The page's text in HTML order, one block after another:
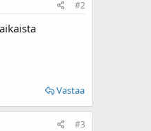
#2
Vastaa
#3